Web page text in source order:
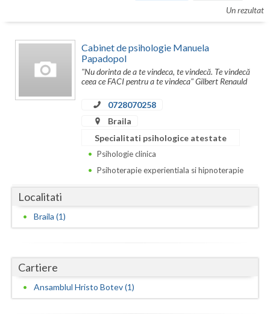
Calarasi
Caras-Severin
Dolj
Galati
Gorj
Harghita
Un rezultat
Cabinet de psihologie Manuela
Papadopol
"Nu dorinta de a te vindeca, te vindecă. Te vindecă
ceea ce FACI pentru a te vindeca" Gilbert Renauld
0728070258
Braila
Specialitati psihologice atestate
Psihologie clinica
Psihoterapie experientiala si hipnoterapie
Localitati
Braila (1)
Cartiere
Ansamblul Hristo Botev (1)